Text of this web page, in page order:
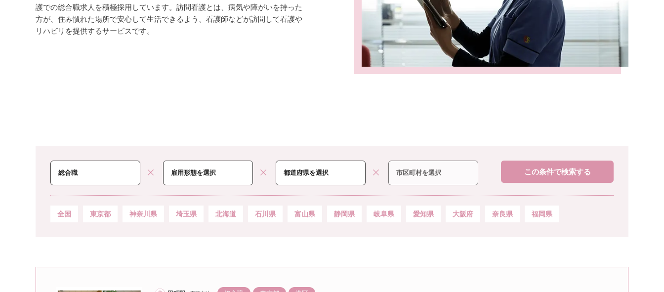
護での総合職求人を積極採用しています。訪問看護とは、病気や障がいを持った
方が、住み慣れた場所で安心して生活できるよう、看護師などが訪問して看護や
リハビリを提供するサービスです。
この条件で検索する
全国 東京都 神奈川県 埼玉県 北海道 石川県 富山県 静岡県 岐阜県 愛知県 大阪府 奈良県 福岡県